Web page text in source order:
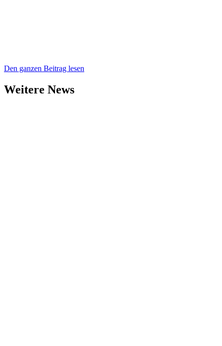
Den ganzen Beitrag lesen
Weitere News